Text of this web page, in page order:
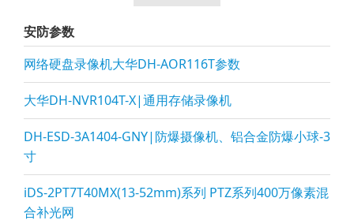
安防参数
网络硬盘录像机大华DH-AOR116T参数
大华DH-NVR104T-X|通用存储录像机
DH-ESD-3A1404-GNY|防爆摄像机、铝合金防爆小球-3
寸
iDS-2PT7T40MX(13-52mm)系列 PTZ系列400万像素混
合补光网